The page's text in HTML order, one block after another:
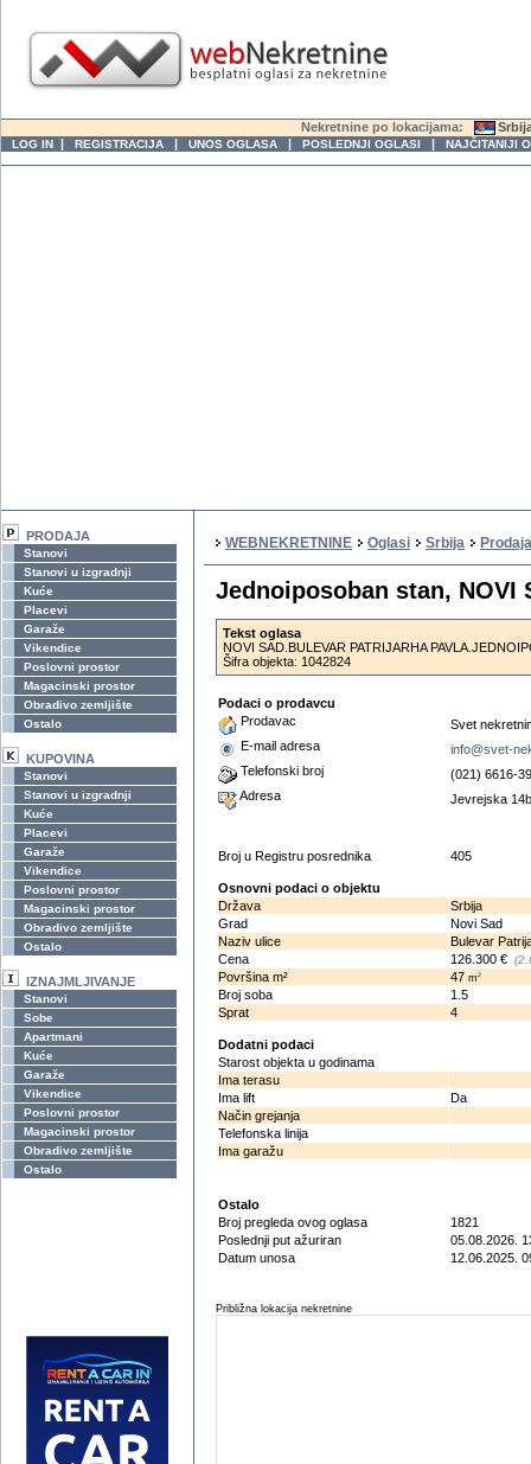
Nekretnine po lokacijama:
LOG IN | REGISTRACIJA | UNOS OGLASA | POSLEDNJI OGLASI | NAJČITANIJI
PRODAJA
Stanovi
Stanovi u izgradnji
Kuće
Placevi
Garaže
Vikendice
Poslovni prostor
Magacinski prostor
Obradivo zemljište
Ostalo
KUPOVINA
Stanovi
Stanovi u izgradnji
Kuće
Placevi
Garaže
Vikendice
Poslovni prostor
Magacinski prostor
Obradivo zemljište
Ostalo
IZNAJMLJIVANJE
Stanovi
Sobe
Apartmani
Kuće
Garaže
Vikendice
Poslovni prostor
Magacinski prostor
Obradivo zemljište
Ostalo
WEBNEKRETNINE Oglasi Srbija
Jednoiposoban stan, NOVI
Tekst oglasa
NOVI SAD.BULEVAR PATRIJARHA
Šifra objekta: 1042824
Podaci o prodavcu
Prodavac
Svet
E-mail adresa
info@svet-
Telefonski broj
(021) 6616-
Adresa
Jevrejska
Broj u Registru posrednika 405
Osnovni podaci o objektu
Država
Srbija
Grad
Novi Sad
Naziv ulice
Bulevar
Cena
126.300 €
Površina m² 47 m2
Broj soba
1.5
Sprat
4
Dodatni podaci
Starost objekta u godinama
Ima terasu
Ima lift
Da
Način grejanja
Telefonska linija
Ima garažu
Ostalo
Broj pregleda ovog oglasa
1821
Poslednji put ažuriran
05.08.2026.
Datum unosa
12.06.2025.
Približna lokacija nekretnine